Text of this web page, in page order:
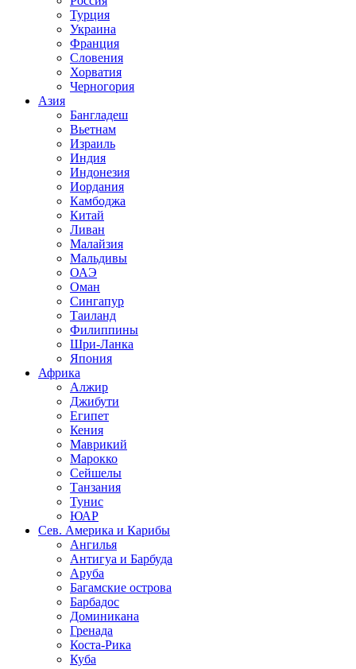
Турция
Украина
Франция
Словения
Хорватия
Черногория
Азия
Бангладеш
Вьетнам
Израиль
Индия
Индонезия
Иордания
Камбоджа
Китай
Ливан
Малайзия
Мальдивы
ОАЭ
Оман
Сингапур
Таиланд
Филиппины
Шри-Ланка
Япония
Африка
Алжир
Джибути
Египет
Кения
Маврикий
Марокко
Сейшелы
Танзания
Тунис
ЮАР
Сев. Америка и Карибы
Ангилья
Антигуа и Барбуда
Аруба
Багамские острова
Барбадос
Доминикана
Гренада
Коста-Рика
Куба